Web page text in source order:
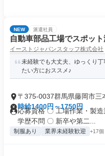
NEW 派遣社員
自動車部品工場でスポッ
イーストジャパンスタッフ株式会社
未経験でも大丈夫、ゆっくり
たい方におススメ♪
〒375-0037群馬県藤岡市三
時給1400円～1750円
応募資格 〇 工場作業・製
学歴不問 〇 新卒や第二...
制服あり 業界未経験歓迎 +17個